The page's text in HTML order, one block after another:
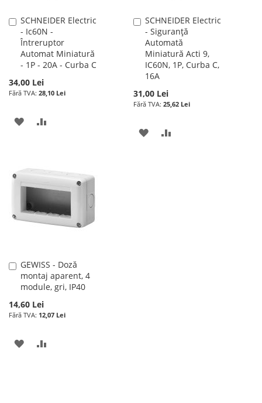
SCHNEIDER Electric
- Ic60N -
Întreruptor
Automat Miniatură
- 1P - 20A - Curba C
34,00 Lei
28,10 Lei
Adauga
în
cos
ADAUGATI
DORINTE
SCHNEIDER Electric
- Siguranță
Automată
Miniatură Acti 9,
IC60N, 1P, Curba C,
16A
31,00 Lei
25,62 Lei
Adauga
în
cos
ADAUGATI
GEWISS - Doză
montaj aparent, 4
module, gri, IP40
14,60 Lei
12,07 Lei
Adauga
în
cos
ADAUGATI